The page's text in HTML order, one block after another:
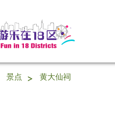
景点 黄大仙祠